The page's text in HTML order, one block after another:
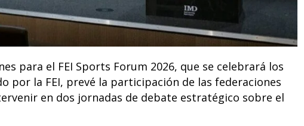
para el FEI Sports Forum 2026, que se celebrará los
por la FEI, prevé la participación de las federaciones
en dos jornadas de debate estratégico sobre el